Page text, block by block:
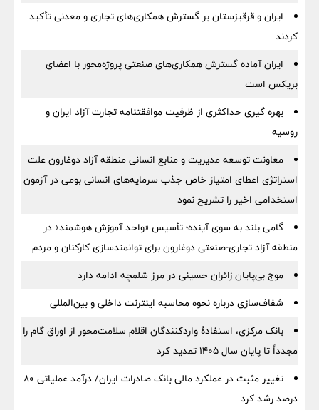
ایران و قرقیزستان بر گسترش همکاری‌های تجاری و معدنی تأکید
کردند
ایران آماده گسترش همکاری‌های صنعتی پروژه‌محور با اعضای
بریکس است
بهره گیری حداکثری از ظرفیت موافقتنامه تجارت آزاد ایران و
روسیه
معاونت توسعه مدیریت و منابع انسانی منطقه آزاد دوغارون علت
استراتژی اعطای امتیاز خاص جذب سرمایه‌های انسانی بومی در آزمون
استخدامی اخیر را تشریح نمود
گامی بلند به سوی آینده؛ تأسیس «واحد آموزش هوشمند» در
منطقه آزاد تجاری-صنعتی دوغارون برای توانمندسازی کارکنان و مردم
موج بی‌پایان زائران حسینی در مرز شلمچه ادامه دارد
شفاف‌سازی درباره نحوه محاسبه اینترنت داخلی و بین‌المللی
بانک مرکزی، استفادۀ واردکنندگان اقلام سلامت‌محور از اوراق گام را
مجدداً تا پایان سال ۱۴۰۵ تمدید کرد
تغییر مثبت در عملکرد مالی بانک صادرات ایران/ درآمد عملیاتی 80
درصد رشد کرد